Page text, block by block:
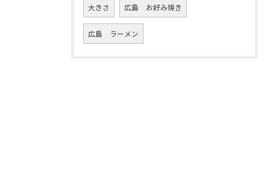
大きさ 広島 お好み焼き
広島 ラーメン